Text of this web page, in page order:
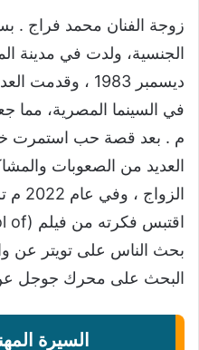
زوجة الفنان محمد فراج .
ديسمبر 1983 ،
م . بعد قصة حب استمرت
العديد من الصعوبات
بحث الناس على تويتر عن
البحث على محرك جوجل
السيرة